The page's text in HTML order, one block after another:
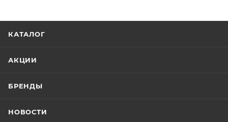
КАТАЛОГ
АКЦИИ
БРЕНДЫ
НОВОСТИ